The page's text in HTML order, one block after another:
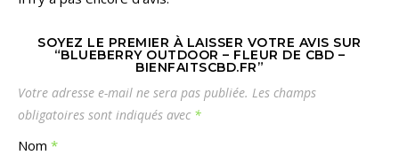
SOYEZ LE PREMIER À LAISSER VOTRE AVIS SUR
“BLUEBERRY OUTDOOR – FLEUR DE CBD –
BIENFAITSCBD.FR”
Votre adresse e-mail ne sera pas publiée. Les champs
obligatoires sont indiqués avec *
Nom *